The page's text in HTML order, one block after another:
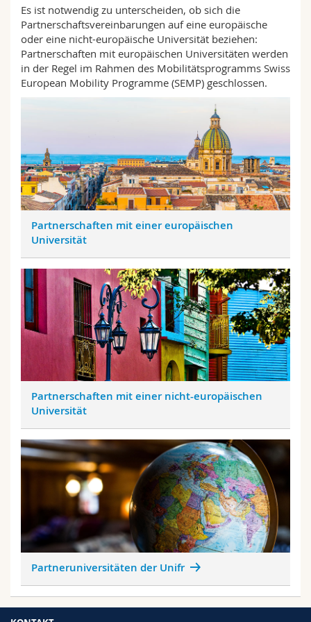
Math.-Nat. und Med. Fak.
Interfakultär
Mitarbeitende
Doktorierende
Webmail
Vorlesungsverzeichnis
MyUnifr
Es ist notwendig zu unterscheiden, ob sich die
Partnerschaftsvereinbarungen auf eine europäische
oder eine nicht-europäische Universität beziehen:
Partnerschaften mit europäischen Universitäten werden
in der Regel im Rahmen des Mobilitätsprogramms Swiss
European Mobility Programme (SEMP) geschlossen.
Partnerschaften mit einer europäischen
Universität
Partnerschaften mit einer nicht-europäischen
Universität
Partneruniversitäten der Unifr